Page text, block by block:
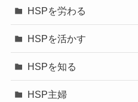
HSPを労わる
HSPを活かす
HSPを知る
HSP主婦